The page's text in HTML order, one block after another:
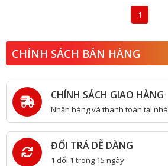
1
CHÍNH SÁCH BÁN HÀNG
CHÍNH SÁCH GIAO HÀNG
Nhận hàng và thanh toán tại nhà
ĐỔI TRẢ DỄ DÀNG
1 đổi 1 trong 15 ngày